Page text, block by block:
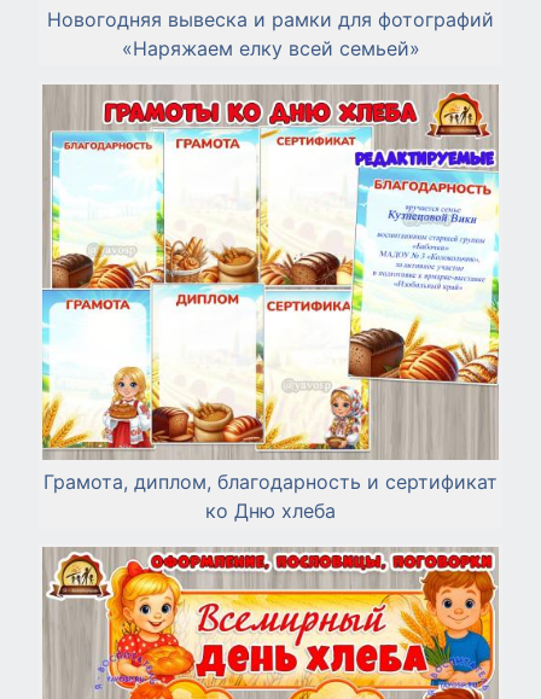
Новогодняя вывеска и рамки для фотографий
«Наряжаем елку всей семьей»
Грамота, диплом, благодарность и сертификат
ко Дню хлеба